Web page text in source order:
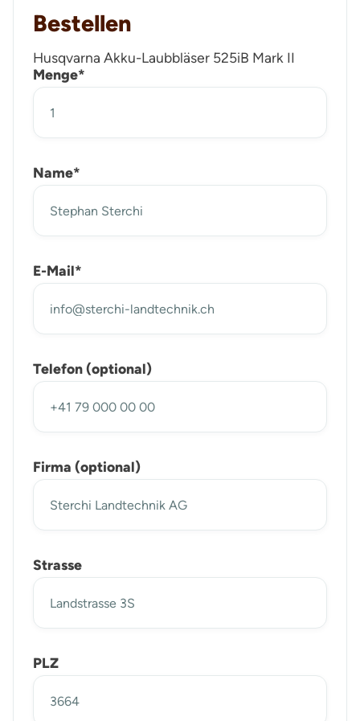
Bestellen
Husqvarna Akku-Laubbläser 525iB Mark II
Menge*
Name*
E-Mail*
Telefon (optional)
Firma (optional)
Strasse
PLZ